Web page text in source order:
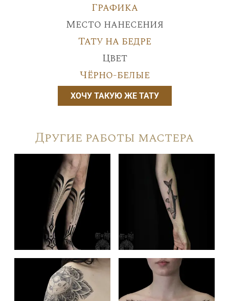
Графика
Место нанесения
Тату на бедре
Цвет
Чёрно-белые
ХОЧУ ТАКУЮ ЖЕ ТАТУ
Другие работы мастера